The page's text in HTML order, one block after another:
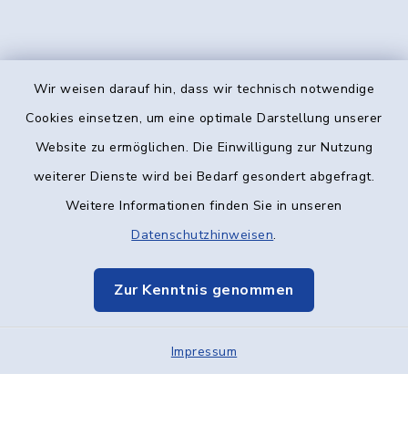
Wir weisen darauf hin, dass wir technisch notwendige
Cookies einsetzen, um eine optimale Darstellung unserer
Website zu ermöglichen. Die Einwilligung zur Nutzung
weiterer Dienste wird bei Bedarf gesondert abgefragt.
Weitere Informationen finden Sie in unseren
Datenschutzhinweisen.
Zur Kenntnis genommen
Impressum
Kontakt
Datenschutz
Elektronische Kommunikation
Sitemap